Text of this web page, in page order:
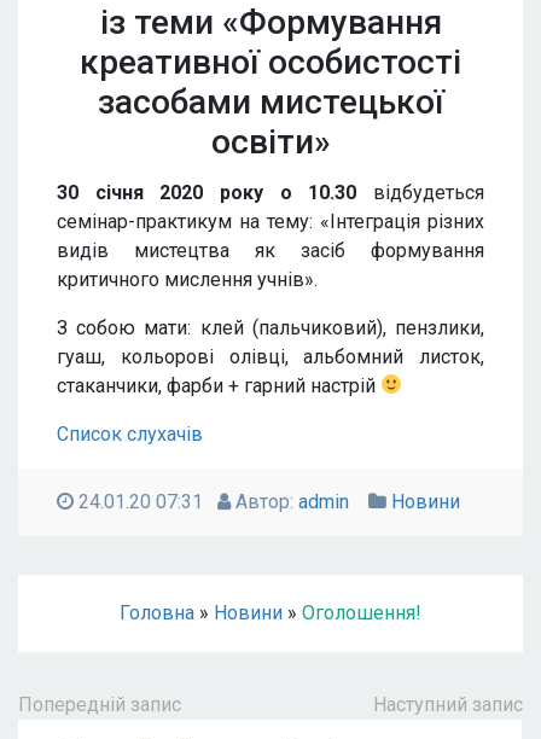
із теми «Формування
креативної особистості
засобами мистецької
освіти»
30 січня 2020 року о 10.30 відбудеться
семінар-практикум на тему: «Інтеграція різних
видів мистецтва як засіб формування
критичного мислення учнів».
З собою мати: клей (пальчиковий), пензлики,
гуаш, кольорові олівці, альбомний листок,
стаканчики, фарби + гарний настрій
Список слухачів
24.01.20 07:31 Автор: admin Новини
Головна » Новини » Оголошення!
Попередній запис Наступний запис